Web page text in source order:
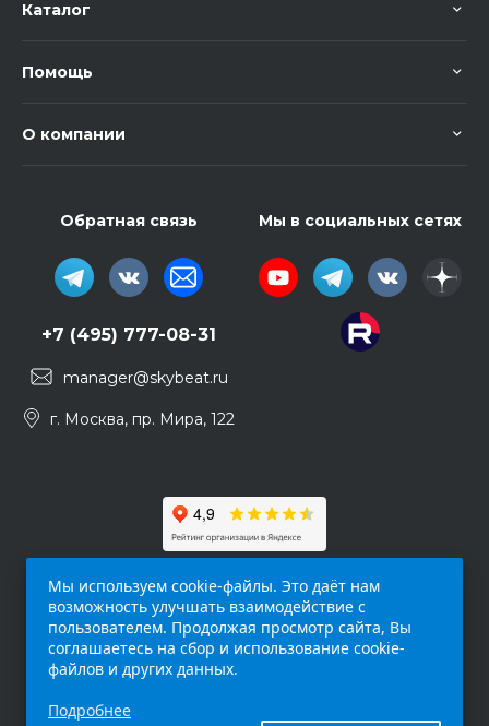
Каталог
Помощь
О компании
Обратная связь
+7 (495) 777-08-31
manager@skybeat.ru
г. Москва, пр. Мира, 122
Мы в социальных сетях
интернет-сайт (
Мы используем cookie-файлы. Это даёт нам
возможность улучшать взаимодействие с
пользователем. Продолжая просмотр сайта, Вы
соглашаетесь на сбор и использование cookie-
файлов и других данных.
Подробнее